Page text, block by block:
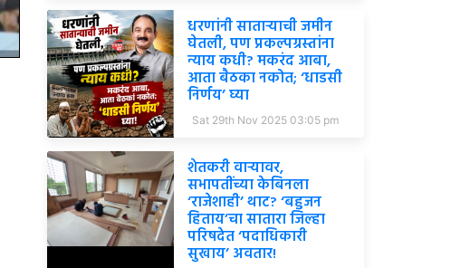
धरणांनी साताऱ्याची जमीन
घेतली, पण प्रकल्पग्रस्तांना
न्याय कधी? मकरंद आबा,
आता बैठका नकोत; ‘धाडसी
निर्णय’ घ्या
Sat 29th Nov 2025 03:05 pm
शेतकरी वाऱ्यावर,
सभापतींच्या केबिनला
‘राजेशाही’ थाट? ‘बहुजन
हिताय’चा सातारा जिल्हा
परिषदेत ‘पदाधिकारी
सुखाय’ अवतार!